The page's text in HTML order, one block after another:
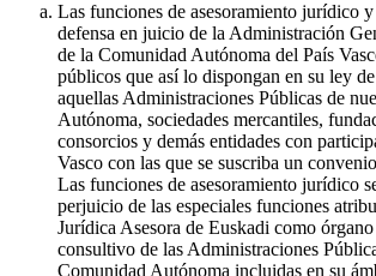
Las funciones de asesoramiento jurídico
defensa en juicio de la Administración
de la Comunidad Autónoma del País
públicos que así lo dispongan en su ley
aquellas Administraciones Públicas de
Autónoma, sociedades mercantiles,
consorcios y demás entidades con
Vasco con las que se suscriba un
Las funciones de asesoramiento jurídico
perjuicio de las especiales funciones
Jurídica Asesora de Euskadi como
consultivo de las Administraciones
Comunidad Autónoma incluidas en su